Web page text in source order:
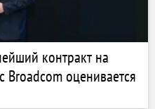
контракт на
Broadcom оценивается